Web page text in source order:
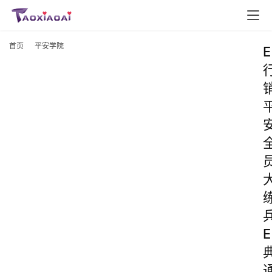
首页 平安学院
E
E